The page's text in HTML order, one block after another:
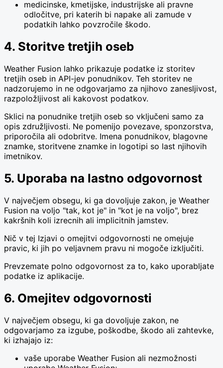
medicinske, kmetijske, industrijske ali pravne
odločitve, pri katerih bi napake ali zamude v
podatkih lahko povzročile škodo.
4. Storitve tretjih oseb
Weather Fusion lahko prikazuje podatke iz storitev
tretjih oseb in API-jev ponudnikov. Teh storitev ne
nadzorujemo in ne odgovarjamo za njihovo zanesljivost,
razpoložljivost ali kakovost podatkov.
Sklici na ponudnike tretjih oseb so vključeni samo za
opis združljivosti. Ne pomenijo povezave, sponzorstva,
priporočila ali odobritve. Imena ponudnikov, blagovne
znamke, storitvene znamke in logotipi so last njihovih
imetnikov.
5. Uporaba na lastno odgovornost
V največjem obsegu, ki ga dovoljuje zakon, je Weather
Fusion na voljo "tak, kot je" in "kot je na voljo", brez
kakršnih koli izrecnih ali implicitnih jamstev.
Nič v tej Izjavi o omejitvi odgovornosti ne omejuje
pravic, ki jih po veljavnem pravu ni mogoče izključiti.
Prevzemate polno odgovornost za to, kako uporabljate
podatke iz aplikacije.
6. Omejitev odgovornosti
V največjem obsegu, ki ga dovoljuje zakon, ne
odgovarjamo za izgube, poškodbe, škodo ali zahtevke,
ki izhajajo iz:
vaše uporabe Weather Fusion ali nezmožnosti